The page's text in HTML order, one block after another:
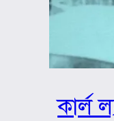
কার্ল